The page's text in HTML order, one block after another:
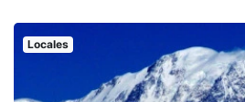
Locales